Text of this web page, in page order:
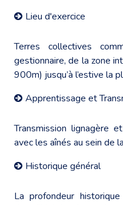
Lieu d'exercice
Terres collectives
gestionnaire, de la zone
900m) jusqu’à l’estive la
Apprentissage et
Transmission lignagère
avec les aînés au sein de
Historique général
La profondeur